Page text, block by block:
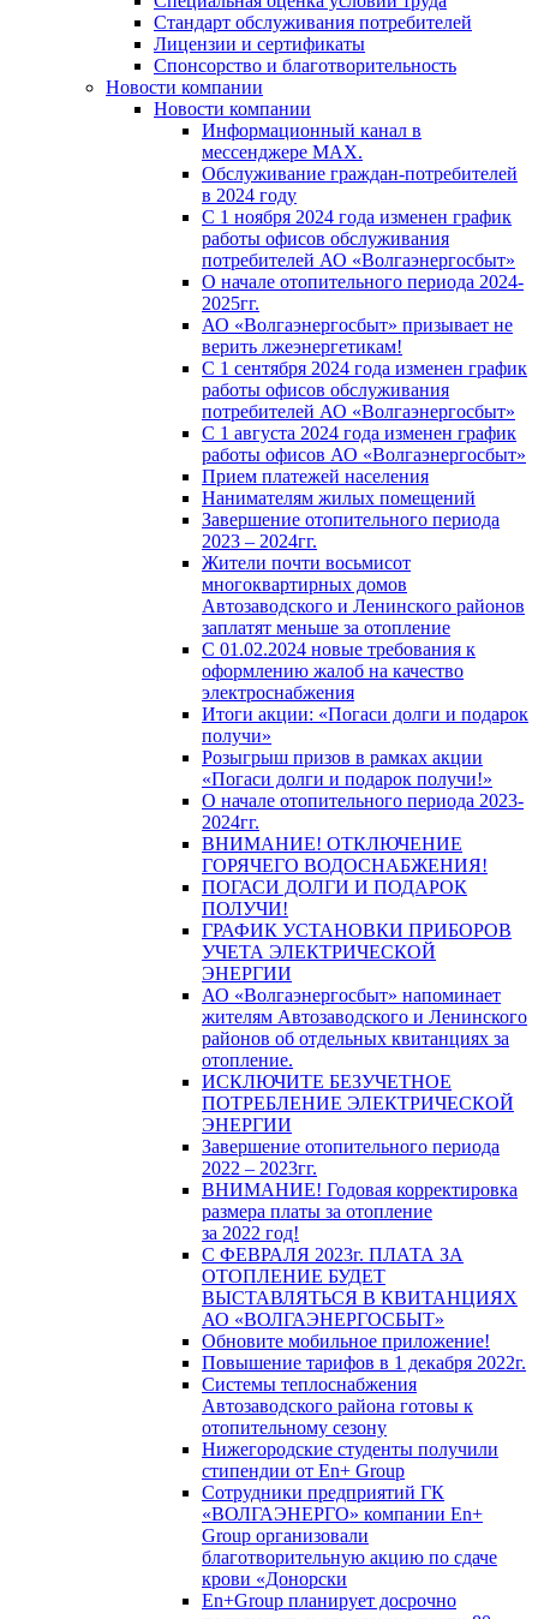
Стандарт обслуживания потребителей
Лицензии и сертификаты
Спонсорство и благотворительность
Новости компании
Новости компании
Информационный канал в
мессенджере MAX.
Обслуживание граждан-потребителей
в 2024 году
С 1 ноября 2024 года изменен график
работы офисов обслуживания
потребителей АО «Волгаэнергосбыт»
О начале отопительного периода 2024-
2025гг.
АО «Волгаэнергосбыт» призывает не
верить лжеэнергетикам!
С 1 сентября 2024 года изменен график
работы офисов обслуживания
потребителей АО «Волгаэнергосбыт»
С 1 августа 2024 года изменен график
работы офисов АО «Волгаэнергосбыт»
Прием платежей населения
Нанимателям жилых помещений
Завершение отопительного периода
2023 – 2024гг.
Жители почти восьмисот
многоквартирных домов
Автозаводского и Ленинского районов
заплатят меньше за отопление
С 01.02.2024 новые требования к
оформлению жалоб на качество
электроснабжения
Итоги акции: «Погаси долги и подарок
получи»
Розыгрыш призов в рамках акции
«Погаси долги и подарок получи!»
О начале отопительного периода 2023-
2024гг.
ВНИМАНИЕ! ОТКЛЮЧЕНИЕ
ГОРЯЧЕГО ВОДОСНАБЖЕНИЯ!
ПОГАСИ ДОЛГИ И ПОДАРОК
ПОЛУЧИ!
ГРАФИК УСТАНОВКИ ПРИБОРОВ
УЧЕТА ЭЛЕКТРИЧЕСКОЙ
ЭНЕРГИИ
АО «Волгаэнергосбыт» напоминает
жителям Автозаводского и Ленинского
районов об отдельных квитанциях за
отопление.
ИСКЛЮЧИТЕ БЕЗУЧЕТНОЕ
ПОТРЕБЛЕНИЕ ЭЛЕКТРИЧЕСКОЙ
ЭНЕРГИИ
Завершение отопительного периода
2022 – 2023гг.
ВНИМАНИЕ! Годовая корректировка
размера платы за отопление
за 2022 год!
С ФЕВРАЛЯ 2023г. ПЛАТА ЗА
ОТОПЛЕНИЕ БУДЕТ
ВЫСТАВЛЯТЬСЯ В КВИТАНЦИЯХ
АО «ВОЛГАЭНЕРГОСБЫТ»
Обновите мобильное приложение!
Повышение тарифов в 1 декабря 2022г.
Системы теплоснабжения
Автозаводского района готовы к
отопительному сезону
Нижегородские студенты получили
стипендии от En+ Group
Сотрудники предприятий ГК
«ВОЛГАЭНЕРГО» компании En+
Group организовали
благотворительную акцию по сдаче
крови «Донорски
En+Group планирует досрочно